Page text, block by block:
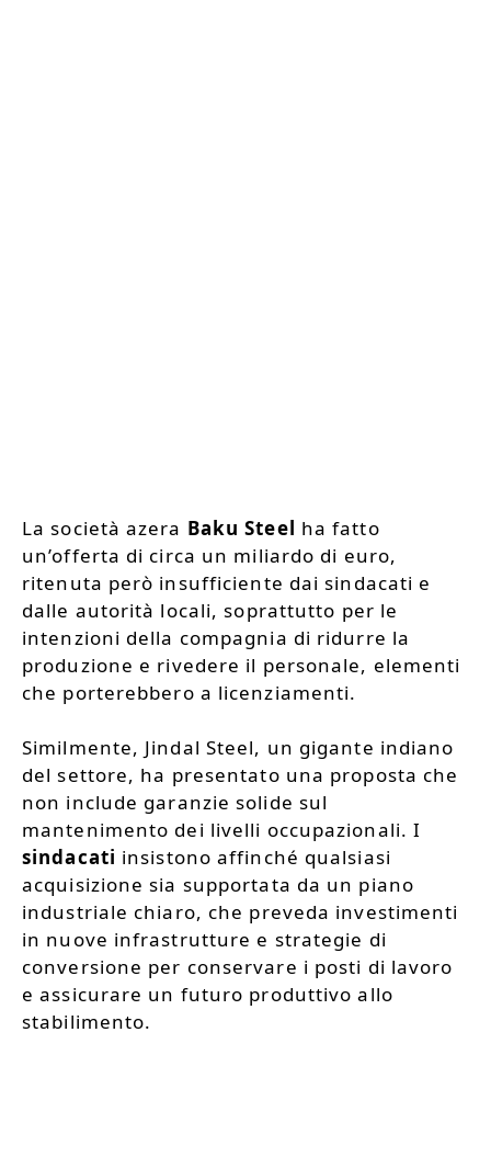
La società azera Baku Steel ha fatto
un’offerta di circa un miliardo di euro,
ritenuta però insufficiente dai sindacati e
dalle autorità locali, soprattutto per le
intenzioni della compagnia di ridurre la
produzione e rivedere il personale, elementi
che porterebbero a licenziamenti.
Similmente, Jindal Steel, un gigante indiano
del settore, ha presentato una proposta che
non include garanzie solide sul
mantenimento dei livelli occupazionali. I
sindacati insistono affinché qualsiasi
acquisizione sia supportata da un piano
industriale chiaro, che preveda investimenti
in nuove infrastrutture e strategie di
conversione per conservare i posti di lavoro
e assicurare un futuro produttivo allo
stabilimento.